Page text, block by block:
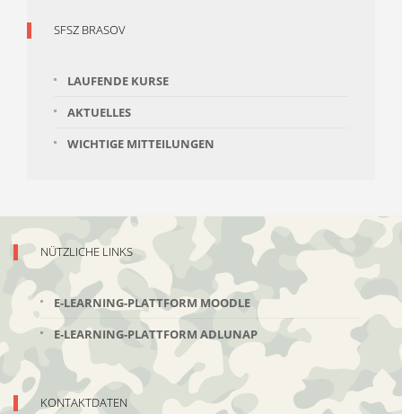
SFSZ BRASOV
LAUFENDE KURSE
AKTUELLES
WICHTIGE MITTEILUNGEN
NÜTZLICHE LINKS
E-LEARNING-PLATTFORM MOODLE
E-LEARNING-PLATTFORM ADLUNAP
KONTAKTDATEN